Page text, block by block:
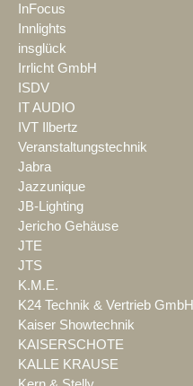
InFocus
Innlights
insglück
Irrlicht GmbH
ISDV
IT AUDIO
IVT Ilbertz
Veranstaltungstechnik
Jabra
Jazzunique
JB-Lighting
Jericho Gehäuse
JTE
JTS
K.M.E.
K24 Technik & Vertrieb GmbH
Kaiser Showtechnik
KAISERSCHOTE
KALLE KRAUSE